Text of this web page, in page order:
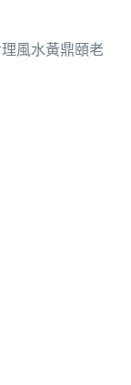
風水黃鼎頤老